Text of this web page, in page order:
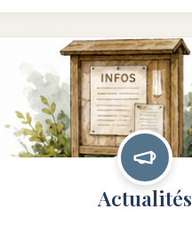
Actualités